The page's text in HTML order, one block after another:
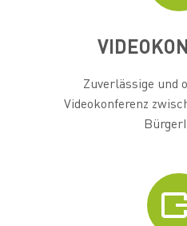
Zuverlässige und
Videokonferenz